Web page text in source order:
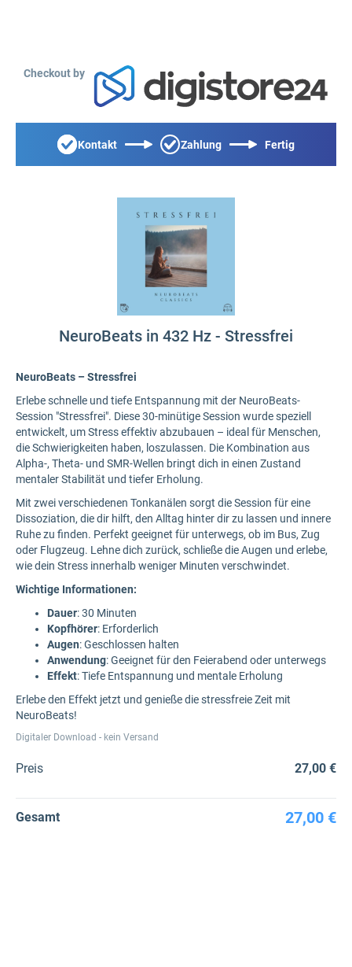
Checkout by
Kontakt Zahlung Fertig
NeuroBeats in 432 Hz - Stressfrei
NeuroBeats – Stressfrei
Erlebe schnelle und tiefe Entspannung mit der NeuroBeats-
Session "Stressfrei". Diese 30-minütige Session wurde speziell
entwickelt, um Stress effektiv abzubauen – ideal für Menschen,
die Schwierigkeiten haben, loszulassen. Die Kombination aus
Alpha-, Theta- und SMR-Wellen bringt dich in einen Zustand
mentaler Stabilität und tiefer Erholung.
Mit zwei verschiedenen Tonkanälen sorgt die Session für eine
Dissoziation, die dir hilft, den Alltag hinter dir zu lassen und innere
Ruhe zu finden. Perfekt geeignet für unterwegs, ob im Bus, Zug
oder Flugzeug. Lehne dich zurück, schließe die Augen und erlebe,
wie dein Stress innerhalb weniger Minuten verschwindet.
Wichtige Informationen:
Dauer: 30 Minuten
Kopfhörer: Erforderlich
Augen: Geschlossen halten
Anwendung: Geeignet für den Feierabend oder unterwegs
Effekt: Tiefe Entspannung und mentale Erholung
Erlebe den Effekt jetzt und genieße die stressfreie Zeit mit
NeuroBeats!
Digitaler Download - kein Versand
Preis 27,00 €
Gesamt 27,00 €